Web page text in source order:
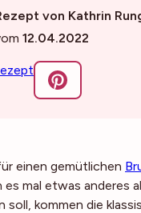
von Kathrin
12.04.2022
einen gemütlichen
es mal etwas anderes
soll, kommen die